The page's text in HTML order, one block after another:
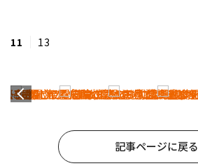
11 13
記事ページに戻る